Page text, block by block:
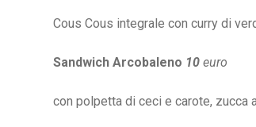
Cous Cous integrale con curry di
Sandwich Arcobaleno 10 euro
con polpetta di ceci e carote, zucca